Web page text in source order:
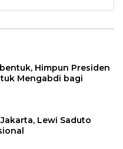
Himpun Presiden
Mengabdi bagi
Lewi Saduto